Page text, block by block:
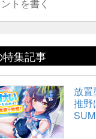
集記事
放
推野